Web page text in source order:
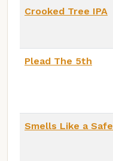
Crooked Tree IPA
Plead The 5th
Smells Like a